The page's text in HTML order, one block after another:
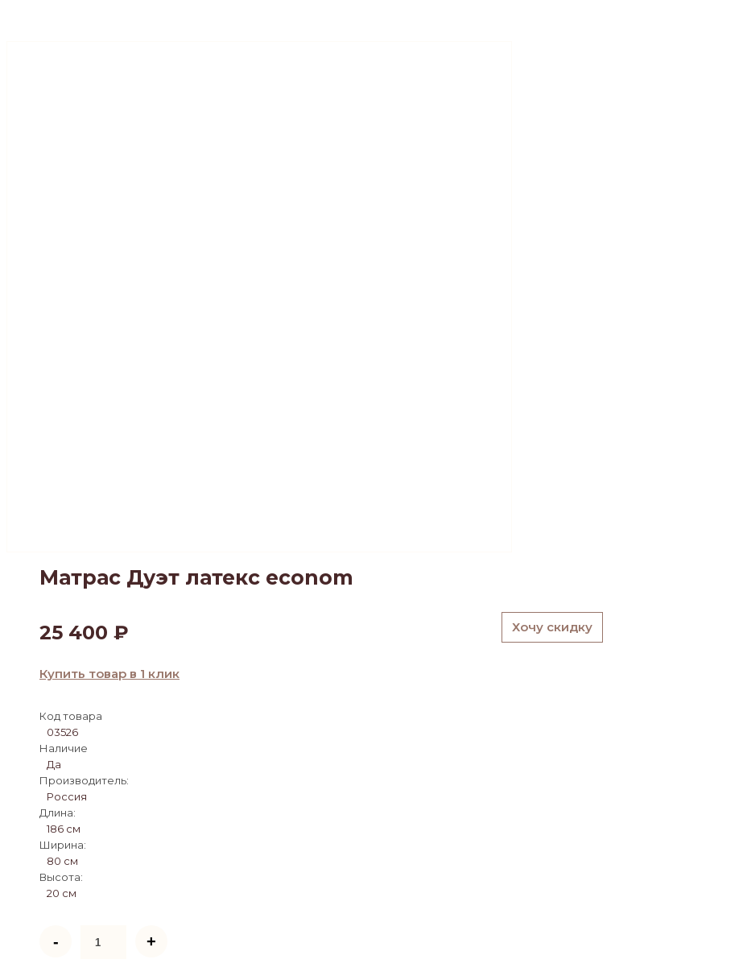
Матрас Дуэт латекс econom
25 400 ₽ Хочу скидку
Купить товар в 1 клик
Код товара
03526
Наличие
Да
Производитель:
Россия
Длина:
186 см
Ширина:
80 см
Высота:
20 см
-
товара
+